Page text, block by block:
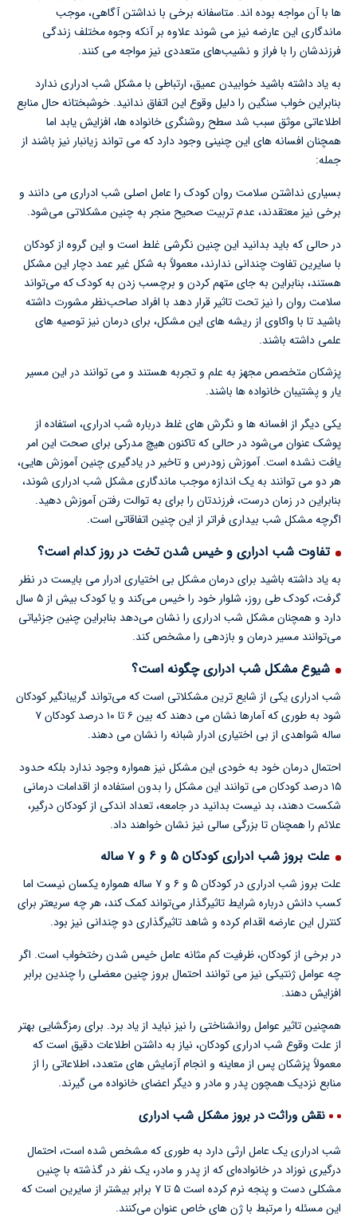
ها با آن مواجه بوده اند. متاسفانه برخی با نداشتن آگاهی، موجب
ماندگاری این عارضه نیز می شوند علاوه بر آنکه وجوه مختلف زندگی
فرزندشان را با فراز و نشیب‌های متعددی نیز مواجه می کنند.
به یاد داشته باشید خوابیدن عمیق، ارتباطی با مشکل شب ادراری ندارد
بنابراین خواب سنگین را دلیل وقوع این اتفاق ندانید. خوشبختانه حال منابع
اطلاعاتی موثق سبب شد سطح روشنگری خانواده ها، افزایش یابد اما
همچنان افسانه های این چنینی وجود دارد که می تواند زیانبار نیز باشند از
جمله:
بسیاری نداشتن سلامت روان کودک را عامل اصلی شب ادراری می دانند و
برخی نیز معتقدند، عدم تربیت صحیح منجر به چنین مشکلاتی می‌شود.
در حالی که باید بدانید این چنین نگرشی غلط است و این گروه از کودکان
با سایرین تفاوت چندانی ندارند، معمولاً به شکل غیر عمد دچار این مشکل
هستند، بنابراین به جای متهم کردن و برچسب زدن به کودک که می‌تواند
سلامت روان را نیز تحت تاثیر قرار دهد با افراد صاحب‌نظر مشورت داشته
باشید تا با واکاوی از ریشه های این مشکل، برای درمان نیز توصیه های
علمی داشته باشند.
پزشکان متخصص مجهز به علم و تجربه هستند و می توانند در این مسیر
یار و پشتیبان خانواده ها باشند.
یکی دیگر از افسانه ها و نگرش های غلط درباره شب ادراری، استفاده از
پوشک عنوان می‌شود در حالی که تاکنون هیچ مدرکی برای صحت این امر
یافت نشده است. آموزش زودرس و تاخیر در یادگیری چنین آموزش هایی،
هر دو می توانند به یک اندازه موجب ماندگاری مشکل شب ادراری شوند،
بنابراین در زمان درست، فرزندتان را برای به توالت رفتن آموزش دهید.
اگرچه مشکل شب بیداری فراتر از این چنین اتفاقاتی است.
تفاوت شب ادراری و خیس شدن تخت در روز کدام است؟
به یاد داشته باشید برای درمان مشکل بی اختیاری ادرار می بایست در نظر
گرفت، کودک طی روز، شلوار خود را خیس می‌کند و یا کودک بیش از ۵ سال
دارد و همچنان مشکل شب ادراری را نشان می‌دهد بنابراین چنین جزئیاتی
می‌توانند مسیر درمان و بازدهی را مشخص کند.
شیوع مشکل شب ادراری چگونه است؟
شب ادراری یکی از شایع ترین مشکلاتی است که می‌تواند گریبانگیر کودکان
شود به طوری که آمارها نشان می دهند که بین ۶ تا ۱۰ درصد کودکان ۷
ساله شواهدی از بی اختیاری ادرار شبانه را نشان می دهند.
احتمال درمان خود به خودی این مشکل نیز همواره وجود ندارد بلکه حدود
۱۵ درصد کودکان می توانند این مشکل را بدون استفاده از اقدامات درمانی
شکست دهند، بد نیست بدانید در جامعه، تعداد اندکی از کودکان درگیر،
علائم را همچنان تا بزرگی سالی نیز نشان خواهند داد.
علت بروز شب ادراری کودکان ۵ و ۶ و ۷ ساله
علت بروز شب ادراری در کودکان ۵ و ۶ و ۷ ساله همواره یکسان نیست اما
کسب دانش درباره شرایط تاثیرگذار می‌تواند کمک کند، هر چه سریعتر برای
کنترل این عارضه اقدام کرده و شاهد تاثیرگذاری دو چندانی نیز بود.
در برخی از کودکان، ظرفیت کم مثانه عامل خیس شدن رختخواب است. اگر
چه عوامل ژنتیکی نیز می توانند احتمال بروز چنین معضلی را چندین برابر
افزایش دهند.
همچنین تاثیر عوامل روانشناختی را نیز نباید از یاد برد. برای رمزگشایی بهتر
از علت وقوع شب ادراری کودکان، نیاز به داشتن اطلاعات دقیق است که
معمولاً پزشکان پس از معاینه و انجام آزمایش های متعدد، اطلاعاتی را از
منابع نزدیک همچون پدر و مادر و دیگر اعضای خانواده می گیرند.
نقش وراثت در بروز مشکل شب ادراری
شب ادراری یک عامل ارثی دارد به طوری که مشخص شده است، احتمال
درگیری نوزاد در خانواده‌ای که از پدر و مادر، یک نفر در گذشته با چنین
مشکلی دست و پنجه نرم کرده است ۵ تا ۷ برابر بیشتر از سایرین است که
این مسئله را مرتبط با ژن های خاص عنوان می‌کنند.